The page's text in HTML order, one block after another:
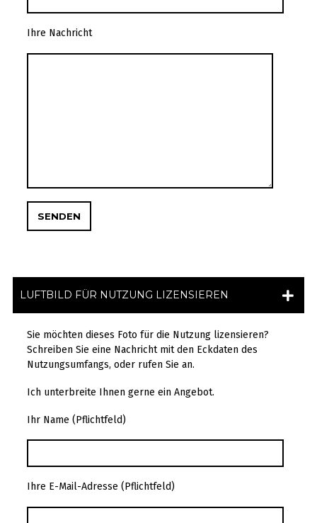
Ihre Nachricht
LUFTBILD FÜR NUTZUNG LIZENSIEREN
Sie möchten dieses Foto für die Nutzung lizensieren?
Schreiben Sie eine Nachricht mit den Eckdaten des
Nutzungsumfangs, oder rufen Sie an.
Ich unterbreite Ihnen gerne ein Angebot.
Ihr Name (Pflichtfeld)
Ihre E-Mail-Adresse (Pflichtfeld)